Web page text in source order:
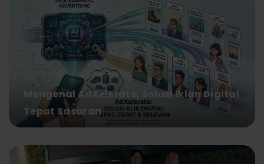
Mengenal AdXelerate, Solusi Iklan Digital
Tepat Sasaran